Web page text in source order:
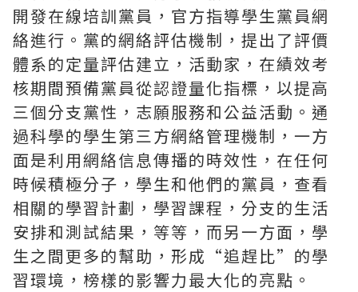
開發在線培訓黨員，官方指導學生黨員網
絡進行。黨的網絡評估機制，提出了評價
體系的定量評估建立，活動家，在績效考
核期間預備黨員從認證量化指標，以提高
三個分支黨性，志願服務和公益活動。通
過科學的學生第三方網絡管理機制，一方
面是利用網絡信息傳播的時效性，在任何
時候積極分子，學生和他們的黨員，查看
相關的學習計劃，學習課程，分支的生活
安排和測試結果，等等，而另一方面，學
生之間更多的幫助，形成“追趕比”的學
習環境，榜樣的影響力最大化的亮點。